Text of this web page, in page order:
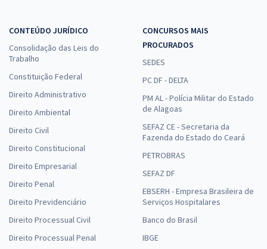
CONTEÚDO JURÍDICO
Consolidação das Leis do
Trabalho
Constituição Federal
Direito Administrativo
Direito Ambiental
Direito Civil
Direito Constitucional
Direito Empresarial
Direito Penal
Direito Previdenciário
Direito Processual Civil
Direito Processual Penal
CONCURSOS MAIS
PROCURADOS
SEDES
PC DF - DELTA
PM AL - Polícia Militar do Estado
de Alagoas
SEFAZ CE - Secretaria da
Fazenda do Estado do Ceará
PETROBRAS
SEFAZ DF
EBSERH - Empresa Brasileira de
Serviços Hospitalares
Banco do Brasil
IBGE